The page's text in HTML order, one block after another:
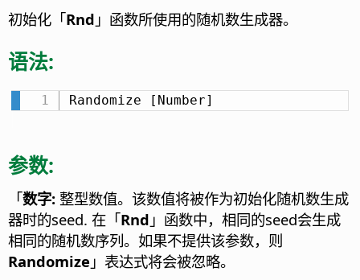
初始化「Rnd 」函数所使用的随机数生成器。
语法:
Randomize [Number]
参数:
「数字: 整型数值。该数值将被作为初始化随机数生成
器时的seed. 在「Rnd 」函数中，相同的seed会生成
相同的随机数序列。如果不提供该参数，则
Randomize 」表达式将会被忽略。